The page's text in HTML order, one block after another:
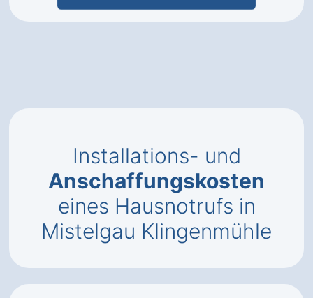
Installations- und
Anschaffungskosten
eines Hausnotrufs in
Mistelgau Klingenmühle